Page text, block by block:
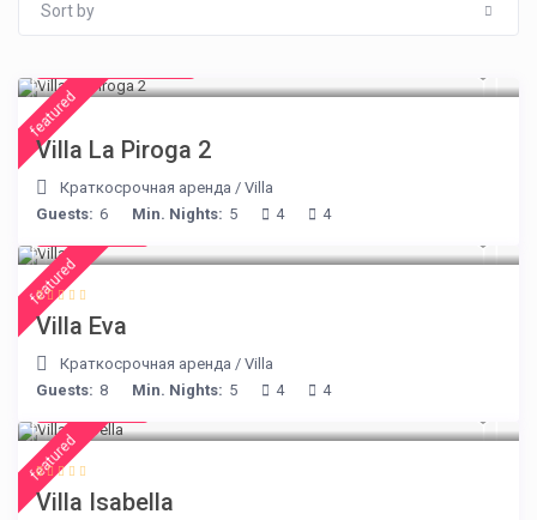
Sort by
featured
Villa La Piroga 2
Краткосрочная аренда /Villa
Guests: 6 Min. Nights: 5 4 4
featured
Villa Eva
Краткосрочная аренда /Villa
Guests: 8 Min. Nights: 5 4 4
featured
Villa Isabella